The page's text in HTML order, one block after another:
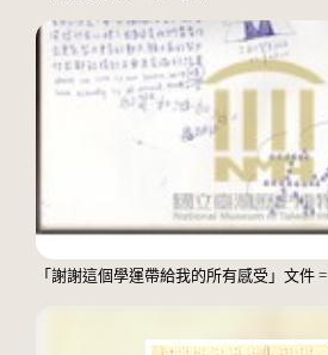
「謝謝這個學運帶給我的所有感受」文件 =